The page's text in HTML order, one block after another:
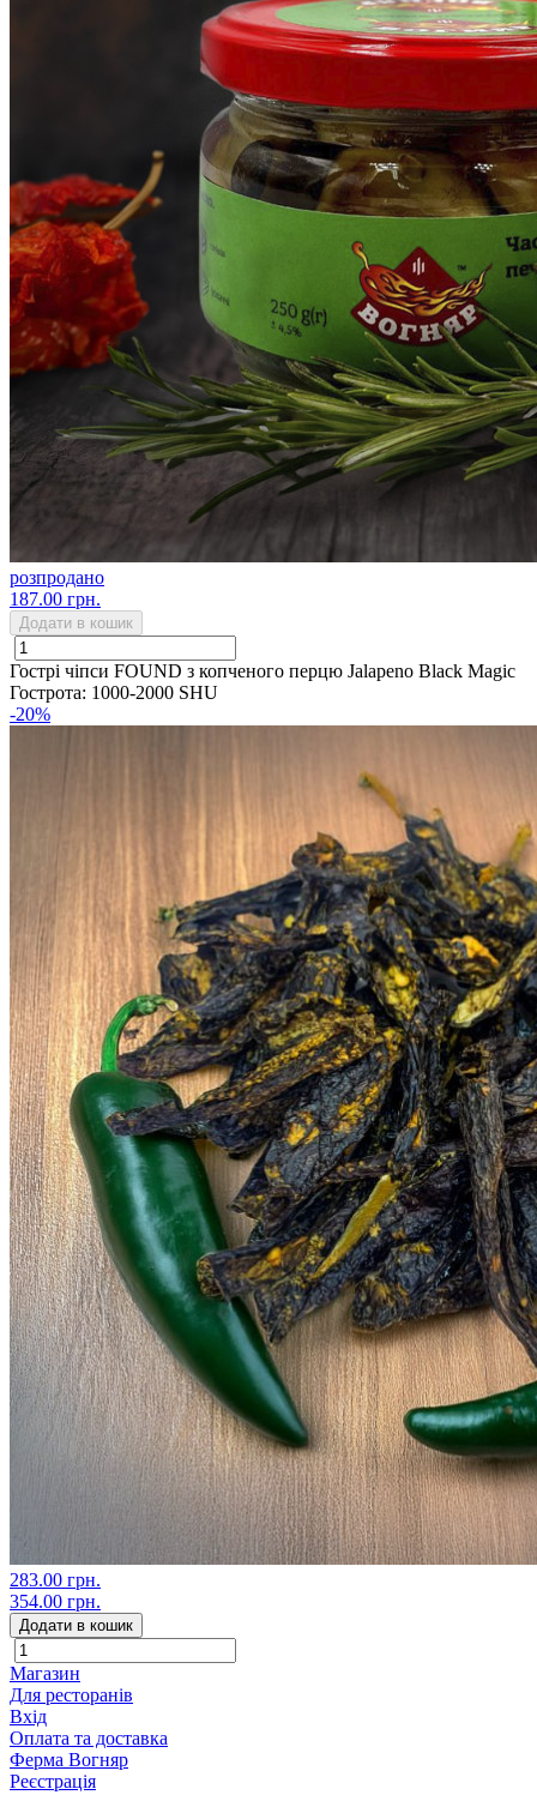
розпродано
187.00 грн.
Додати в кошик
Гострі чіпси FOUND з копченого перцю Jalapeno Black Magic
Гострота: 1000-2000 SHU
-20%
283.00 грн.
354.00 грн.
Додати в кошик
Магазин
Для ресторанів
Вхід
Оплата та доставка
Ферма Вогняр
Реєстрація